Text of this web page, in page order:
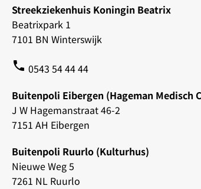
Streekziekenhuis Koningin Beatrix
Beatrixpark 1
7101 BN Winterswijk
phone 0543 54 44 44
Buitenpoli Eibergen (Hageman Medisch
J W Hagemanstraat 46-2
7151 AH Eibergen
Buitenpoli Ruurlo (Kulturhus)
Nieuwe Weg 5
7261 NL Ruurlo